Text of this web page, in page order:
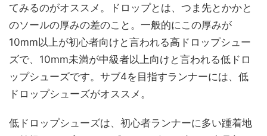
てみるのがオススメ。ドロップとは、つま先とかかと
のソールの厚みの差のこと。一般的にこの厚みが
10mm以上が初心者向けと言われる高ドロップシュー
ズで、10mm未満が中級者以上向けと言われる低ドロ
ップシューズです。サブ4を目指すランナーには、低
ドロップシューズがオススメ。
低ドロップシューズは、初心者ランナーに多い踵着地